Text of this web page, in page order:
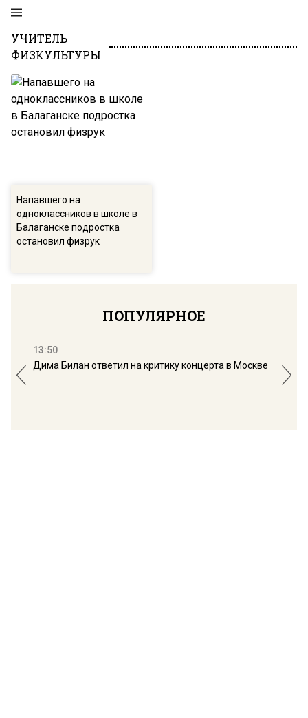
УЧИТЕЛЬ
ФИЗКУЛЬТУРЫ
Напавшего на
одноклассников в школе в
Балаганске подростка
остановил физрук
ПОПУЛЯРНОЕ
13:50
Дима Билан ответил на критику концерта в Москве